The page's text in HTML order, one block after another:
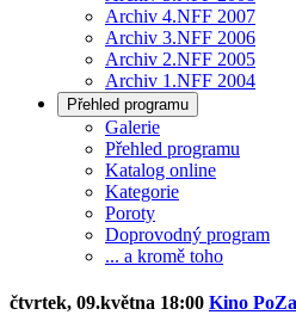
Archiv 4.NFF 2007
Archiv 3.NFF 2006
Archiv 2.NFF 2005
Archiv 1.NFF 2004
Přehled programu
Galerie
Přehled programu
Katalog online
Kategorie
Poroty
Doprovodný program
... a kromě toho
čtvrtek, 09.května 18:00 Kino